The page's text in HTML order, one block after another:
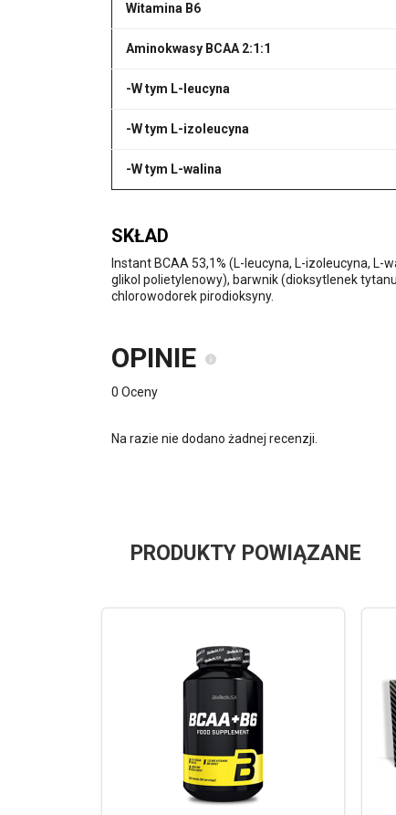
Witamina B6
Aminokwasy BCAA 2:1:1
-W tym L-leucyna
-W tym L-izoleucyna
-W tym L-walina
SKŁAD
Instant BCAA 53,1% (L-leucyna, L-izoleucyna,
glikol polietylenowy), barwnik (dioksytlenek
chlorowodorek pirodioksyny.
OPINIE
0 Oceny
Na razie nie dodano żadnej recenzji.
PRODUKTY POWIĄZANE